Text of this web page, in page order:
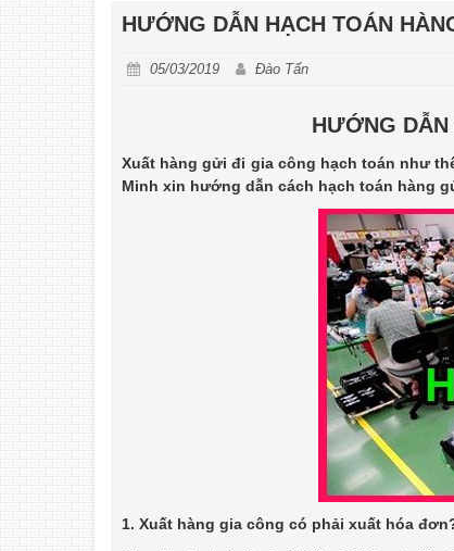
HƯỚNG DẪN HẠCH TOÁN
05/03/2019 Đào Tấn
HƯỚNG
Xuất hàng gửi đi gia công hạch toán như
Minh xin hướng dẫn cách hạch toán hàng
1. Xuất hàng gia công có phải xuất hóa